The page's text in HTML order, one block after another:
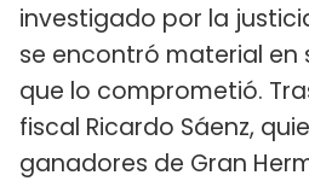
investigado por la
se encontró material en
que lo comprometió.
fiscal Ricardo Sáenz,
ganadores de Gran